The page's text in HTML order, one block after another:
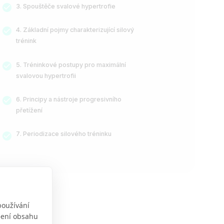
obsahu
Spouštěče svalové hypertrofie
Základní pojmy charakterizující silový
trénink
Tréninkové postupy pro maximální
svalovou hypertrofii
Principy a nástroje progresivního
přetížení
Periodizace silového tréninku